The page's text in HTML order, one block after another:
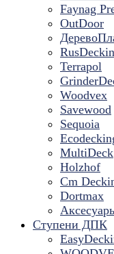
Faynag
OutDoor
Terrapol
Woodvex
Savewood
Sequoia
MultiDeck
Holzhof
Cm
Dortmax
Ступени ДПК